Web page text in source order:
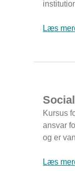
Læs
Kursus
ansvar
og er
Læs